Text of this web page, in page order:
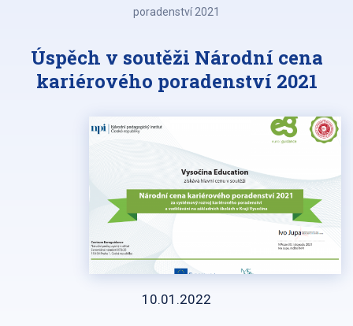
poradenství 2021
Úspěch v soutěži Národní cena
kariérového poradenství 2021
10.01.2022